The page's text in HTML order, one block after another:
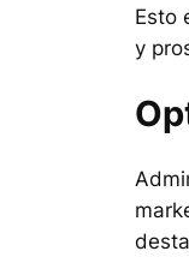
Esto
y